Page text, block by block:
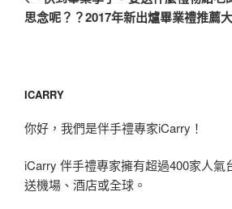
導
覽
篇
思念呢？？2017年新出爐畢業禮推薦
ICARRY
你好，我們是伴手禮專家iCarry！
iCarry 伴手禮專家擁有超過400家人氣
送機場、酒店或全球。